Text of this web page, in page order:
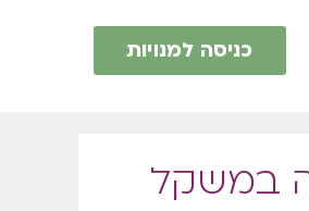
כניסה למנויות
במשקל